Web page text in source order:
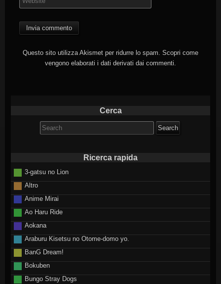
Questo sito utilizza Akismet per ridurre lo spam. Scopri come
vengono elaborati i dati derivati dai commenti
Cerca
Search
for:
Ricerca rapida
3-gatsu no Lion
Altro
Anime Mirai
Ao Haru Ride
Aokana
Araburu Kisetsu no Otome-domo yo.
BanG Dream!
Bokuben
Bungo Stray Dogs